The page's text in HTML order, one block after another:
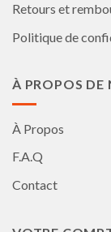
Retours et
Politique de
À PROPOS DE
À Propos
F.A.Q
Contact